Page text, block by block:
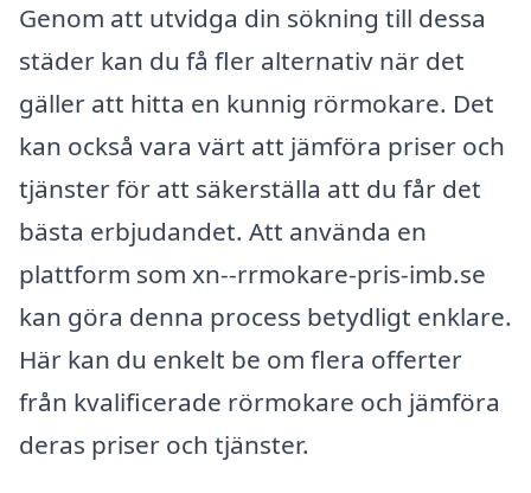
Genom att utvidga din sökning till dessa
städer kan du få fler alternativ när det
gäller att hitta en kunnig rörmokare. Det
kan också vara värt att jämföra priser och
tjänster för att säkerställa att du får det
bästa erbjudandet. Att använda en
plattform som xn--rrmokare-pris-imb.se
kan göra denna process betydligt enklare.
Här kan du enkelt be om flera offerter
från kvalificerade rörmokare och jämföra
deras priser och tjänster.